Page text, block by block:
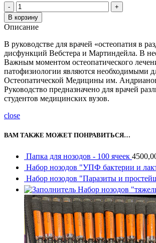
Количество
товара
Остеопатия
в
разделах
-
5
часть
В корзину
Описание
В руководстве для врачей «остеопатия в
дисфункций Вебстера и Мартиндейла. В
Важным моментом остеопатического
патофизиологии являются необходимыми
Остеопатической Медицины им.
Руководство предназначено для врачей
студентов медицинских вузов.
close
ВАМ ТАКЖЕ МОЖЕТ ПОНРАВИТЬСЯ…
Папка для нозодов - 100 ячеек
Набор нозодов "УПФ бактерии и
Набор нозодов "Паразиты и
Набор нозодов